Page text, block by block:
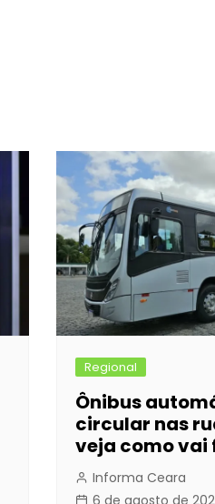
Regional
Ônibus
circular nas
veja como vai
Informa Ceara
6 de agosto de